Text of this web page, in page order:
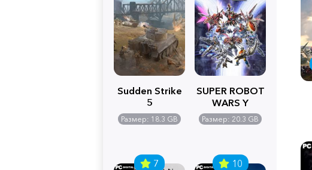
Sudden Strike
5
Размер: 18.3 GB
SUPER ROBOT
WARS Y
Размер: 20.3 GB
7 10